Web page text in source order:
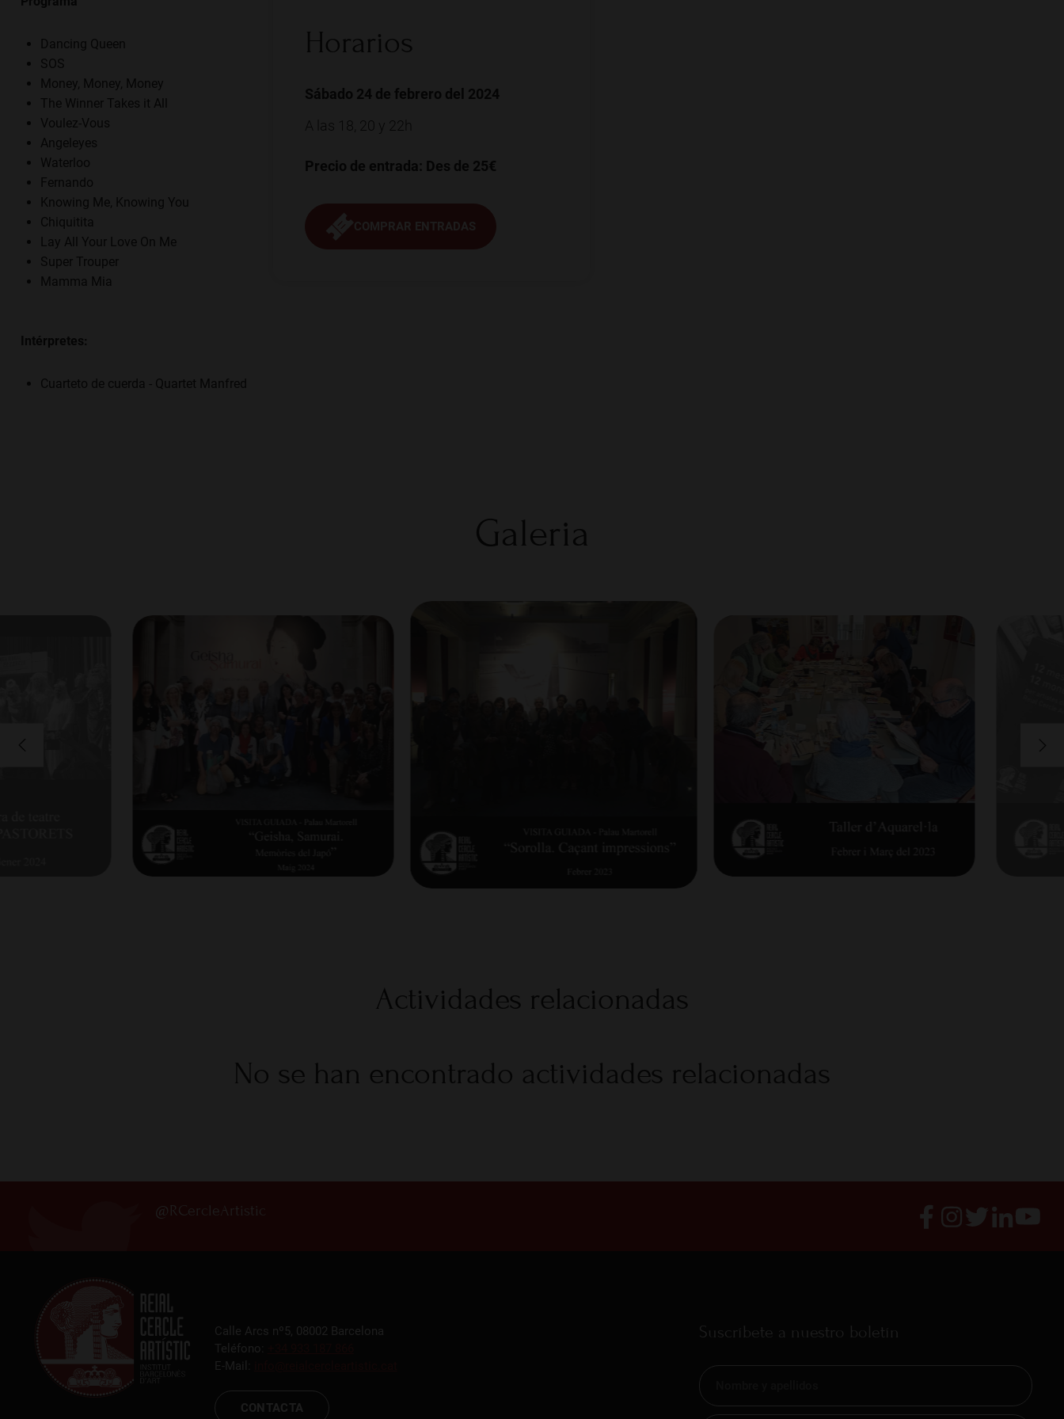
Dancing Queen
SOS
Money, Money, Money
The Winner Takes it All
Voulez-Vous
Angeleyes
Waterloo
Fernando
Knowing Me, Knowing You
Chiquitita
Lay All Your Love On Me
Super Trouper
Mamma Mia
Intérpretes:
Cuarteto de cuerda - Quartet Manfred
Horarios
Sábado 24 de febrero del 2024
A las 18, 20 y 22h
Precio de entrada: Des de 25€
Galeria
Actividades relacionadas
No se han encontrado actividades relacionadas
@RCercleArtistic
Calle Arcs nº5, 08002 Barcelona
Teléfono:
E-Mail:
CONTACTA
Suscríbete a nuestro boletín